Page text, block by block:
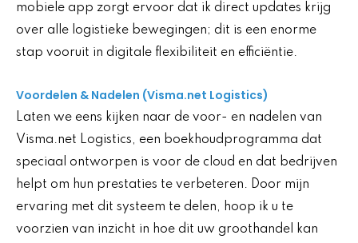
mobiele app zorgt ervoor dat ik direct updates krijg
over alle logistieke bewegingen; dit is een enorme
stap vooruit in digitale flexibiliteit en efficiëntie.
Voordelen & Nadelen (Visma.net Logistics)
Laten we eens kijken naar de voor- en nadelen van
Visma.net Logistics, een boekhoudprogramma dat
speciaal ontworpen is voor de cloud en dat bedrijven
helpt om hun prestaties te verbeteren. Door mijn
ervaring met dit systeem te delen, hoop ik u te
voorzien van inzicht in hoe dit uw groothandel kan